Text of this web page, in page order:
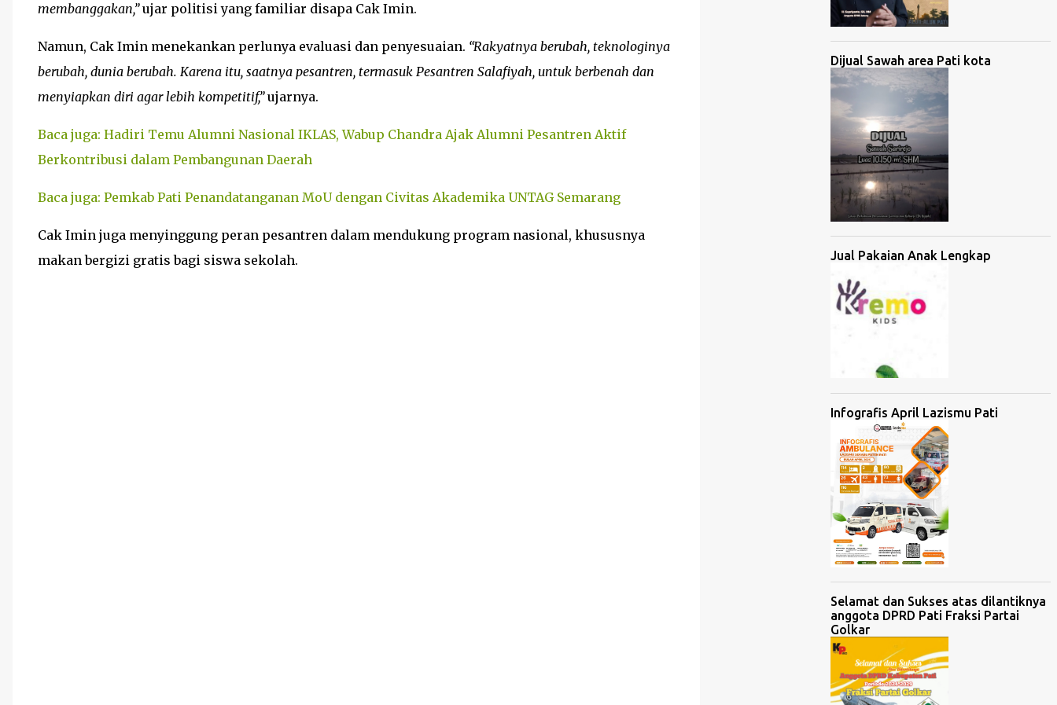
membanggakan,”ujar politisi yang familiar disapa Cak Imin.
Namun, Cak Imin menekankan perlunya evaluasi dan penyesuaian. “Rakyatnya berubah, teknologinya
berubah, dunia berubah. Karena itu, saatnya pesantren, termasuk Pesantren Salafiyah, untuk berbenah dan
menyiapkan diri agar lebih kompetitif,”ujarnya.
Baca juga: Hadiri Temu Alumni Nasional IKLAS, Wabup Chandra Ajak Alumni Pesantren Aktif
Berkontribusi dalam Pembangunan Daerah
Baca juga: Pemkab Pati Penandatanganan MoU dengan Civitas Akademika UNTAG Semarang
Cak Imin juga menyinggung peran pesantren dalam mendukung program nasional, khususnya
makan bergizi gratis bagi siswa sekolah.
Dijual Sawah area Pati kota
Jual Pakaian Anak Lengkap
Infografis April Lazismu Pati
Selamat dan Sukses atas dilantiknya
anggota DPRD Pati Fraksi Partai
Golkar